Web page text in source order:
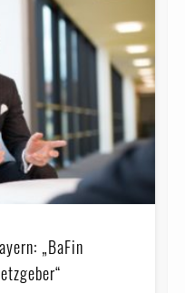
„BaFin